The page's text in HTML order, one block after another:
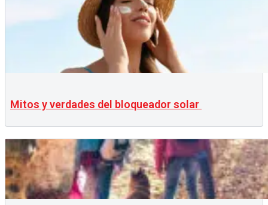
Mitos y verdades del bloqueador solar